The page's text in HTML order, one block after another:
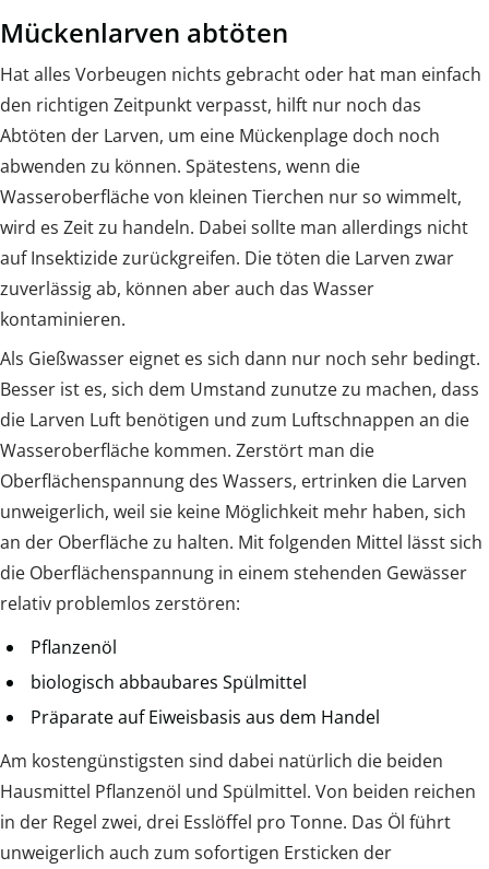
Mückenlarven abtöten
Hat alles Vorbeugen nichts gebracht oder hat man einfach
den richtigen Zeitpunkt verpasst, hilft nur noch das
Abtöten der Larven, um eine Mückenplage doch noch
abwenden zu können. Spätestens, wenn die
Wasseroberfläche von kleinen Tierchen nur so wimmelt,
wird es Zeit zu handeln. Dabei sollte man allerdings nicht
auf Insektizide zurückgreifen. Die töten die Larven zwar
zuverlässig ab, können aber auch das Wasser
kontaminieren.
Als Gießwasser eignet es sich dann nur noch sehr bedingt.
Besser ist es, sich dem Umstand zunutze zu machen, dass
die Larven Luft benötigen und zum Luftschnappen an die
Wasseroberfläche kommen. Zerstört man die
Oberflächenspannung des Wassers, ertrinken die Larven
unweigerlich, weil sie keine Möglichkeit mehr haben, sich
an der Oberfläche zu halten. Mit folgenden Mittel lässt sich
die Oberflächenspannung in einem stehenden Gewässer
relativ problemlos zerstören:
Pflanzenöl
biologisch abbaubares Spülmittel
Präparate auf Eiweisbasis aus dem Handel
Am kostengünstigsten sind dabei natürlich die beiden
Hausmittel Pflanzenöl und Spülmittel. Von beiden reichen
in der Regel zwei, drei Esslöffel pro Tonne. Das Öl führt
unweigerlich auch zum sofortigen Ersticken der